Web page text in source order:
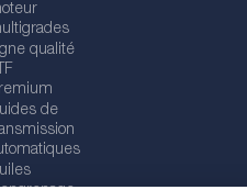
qualité
de